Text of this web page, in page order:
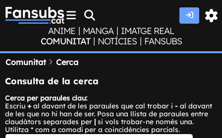
ANIME | MANGA | IMATGE REAL
COMUNITAT | NOTÍCIES | FANSUBS
Comunitat Cerca
Consulta de la cerca
Cerca per paraules clau:
Escriu +al davant de les paraules que cal trobar i - al davant
de les que no hi han de ser. Posa una llista de paraules entre
claudàtors separades per | si vols trobar-ne només una.
Utilitza * com a comodí per a coincidències parcials.